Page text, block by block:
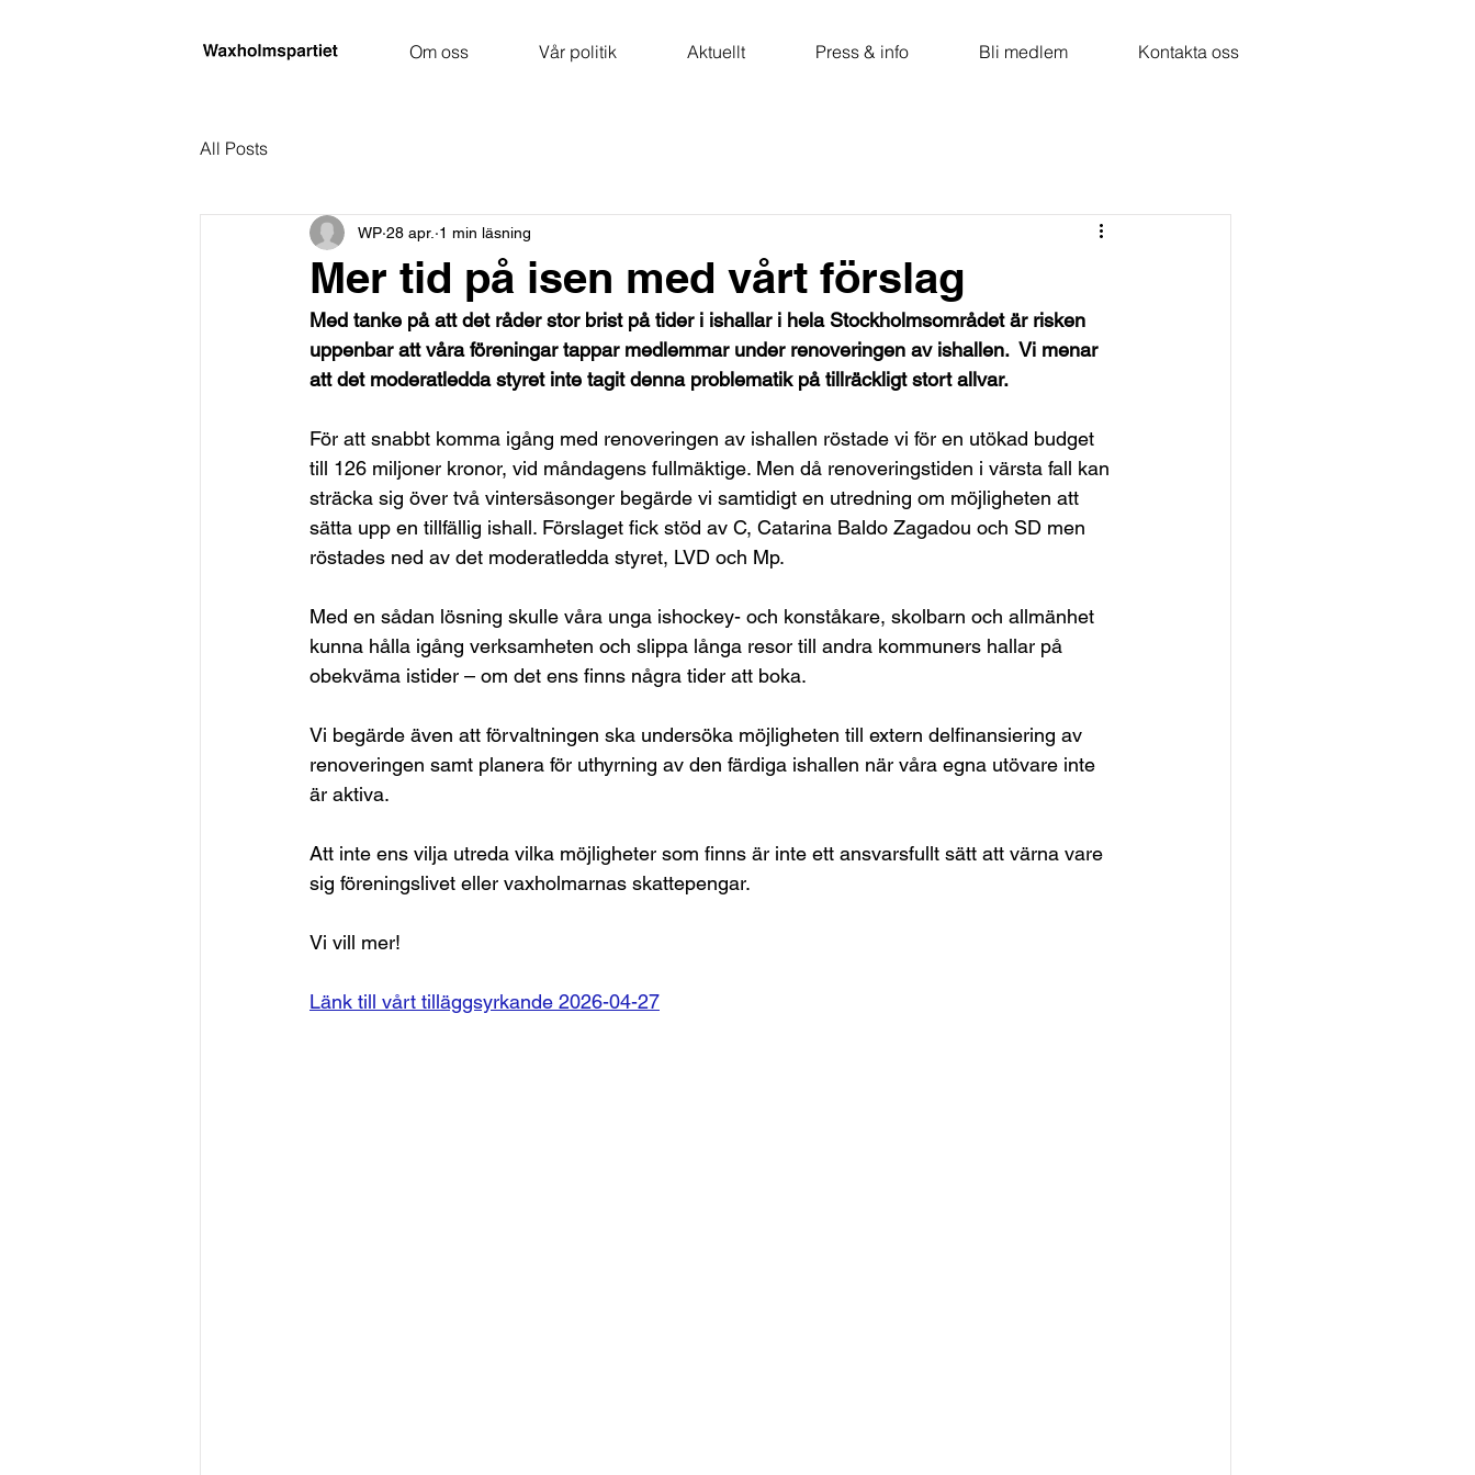
Om oss Vår politik Aktuellt Press & info Bli medlem Kontakta oss
All Posts
Mer tid på isen med vårt förslag
WP 28 apr. 1 min läsning
Med tanke på att det råder stor brist på tider i ishallar i hela Stockholmsområdet är risken
uppenbar att våra föreningar tappar medlemmar under renoveringen av ishallen.  Vi menar
att det moderatledda styret inte tagit denna problematik på tillräckligt stort allvar.
För att snabbt komma igång med renoveringen av ishallen röstade vi för en utökad budget
till 126 miljoner kronor, vid måndagens fullmäktige. Men då renoveringstiden i värsta fall kan
sträcka sig över två vintersäsonger begärde vi samtidigt en utredning om möjligheten att
sätta upp en tillfällig ishall. Förslaget fick stöd av C, Catarina Baldo Zagadou och SD men
röstades ned av det moderatledda styret, LVD och Mp.
Med en sådan lösning skulle våra unga ishockey- och konståkare, skolbarn och allmänhet
kunna hålla igång verksamheten och slippa långa resor till andra kommuners hallar på
obekväma istider – om det ens finns några tider att boka.
Vi begärde även att förvaltningen ska undersöka möjligheten till extern delfinansiering av
renoveringen samt planera för uthyrning av den färdiga ishallen när våra egna utövare inte
är aktiva.
Att inte ens vilja utreda vilka möjligheter som finns är inte ett ansvarsfullt sätt att värna vare
sig föreningslivet eller vaxholmarnas skattepengar.
Vi vill mer!
Länk till vårt tilläggsyrkande 2026-04-27